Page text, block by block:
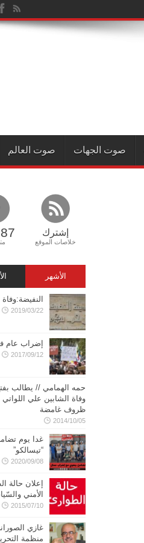
صوت الجهات صوت العالم
إشترك
خلاصات الموقع
الأشهر
2019/03/22
إضراب عام
2017/09/12
حمه الهمامي // يطالب
وفاة الشابين علي
ظروف غامضة
2014/10/05
غدا يوم
“تيسالكو”
2020/09/08
إعلان حالة
الأمني
2015/07/10
غازي
منظمة